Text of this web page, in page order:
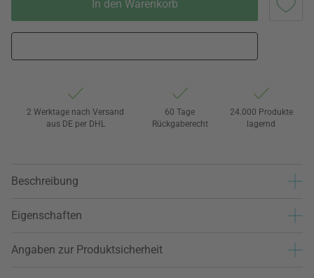
In den Warenkorb
2 Werktage nach Versand
aus DE per DHL
60 Tage
Rückgaberecht
24.000 Produkte
lagernd
Beschreibung
Eigenschaften
Angaben zur Produktsicherheit